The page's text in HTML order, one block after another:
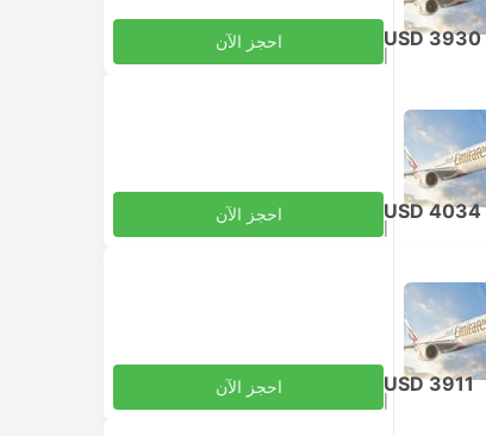
USD 3930 احجز الآن
USD 4034 احجز الآن
USD 3911 احجز الآن